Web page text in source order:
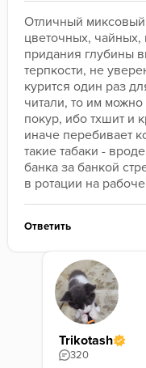
Отличный миксовый
цветочных,
придания глубины
терпкости, не
курится один раз
читали, то им
покур, ибо тхшит и
иначе перебивает
такие табаки -
банка за банкой
в ротации на
Ответить
Trikotash
320